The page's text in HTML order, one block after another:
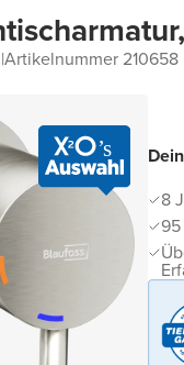
|Artikelnummer 210658
8